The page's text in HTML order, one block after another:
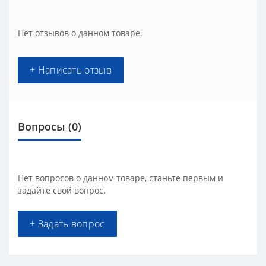
Нет отзывов о данном товаре.
+ Написать отзыв
Вопросы (0)
Нет вопросов о данном товаре, станьте первым и
задайте свой вопрос.
+ Задать вопрос